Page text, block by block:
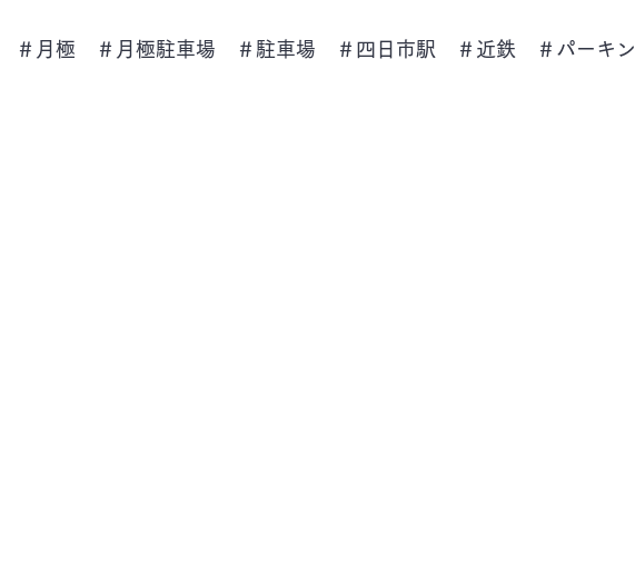
＃月極　＃月極駐車場　＃駐車場　＃四日市駅　＃近鉄　＃パーキン